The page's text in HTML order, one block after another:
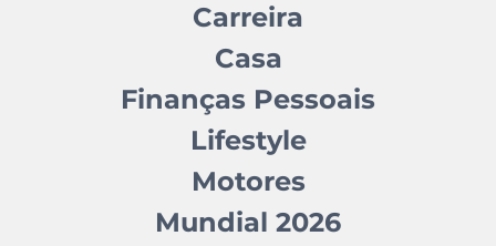
Carreira
Casa
Finanças Pessoais
Lifestyle
Motores
Mundial 2026